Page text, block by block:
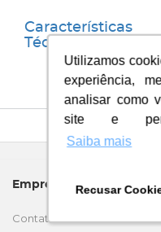
Utilizamos
experiência,
analisar como
site e
Saiba mais
Recusar
Utilizamos
experiência,
analisar como
site e
Saiba mais
Recusar
Características
Técnicas
Empresa
Contato